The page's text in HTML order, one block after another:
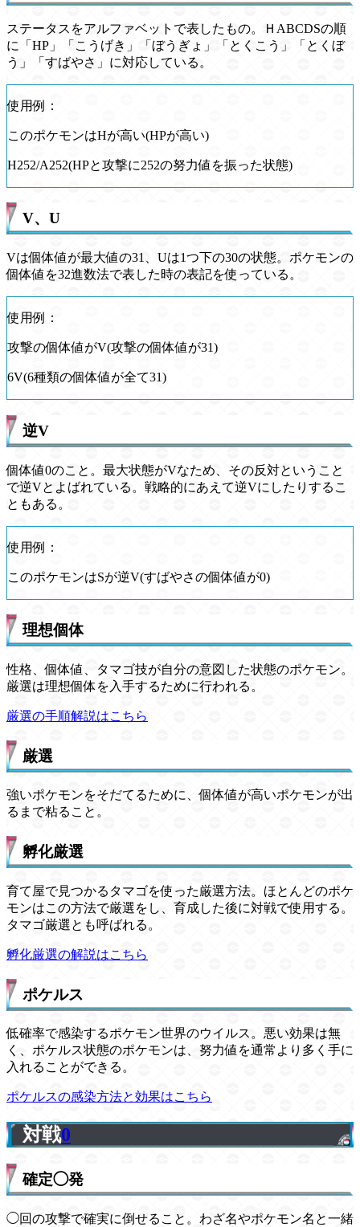
ステータスをアルファベットで表したもの。ＨABCDSの順
に「HP」「こうげき」「ぼうぎょ」「とくこう」「とくぼ
う」「すばやさ」に対応している。
使用例：
このポケモンはHが高い(HPが高い)
H252/A252(HPと攻撃に252の努力値を振った状態)
V、U
Vは個体値が最大値の31、Uは1つ下の30の状態。ポケモンの
個体値を32進数法で表した時の表記を使っている。
使用例：
攻撃の個体値がV(攻撃の個体値が31)
6V(6種類の個体値が全て31)
逆V
個体値0のこと。最大状態がVなため、その反対ということ
で逆Vとよばれている。戦略的にあえて逆Vにしたりするこ
ともある。
使用例：
このポケモンはSが逆V(すばやさの個体値が0)
理想個体
性格、個体値、タマゴ技が自分の意図した状態のポケモン。
厳選は理想個体を入手するために行われる。
厳選の手順解説はこちら
厳選
強いポケモンをそだてるために、個体値が高いポケモンが出
るまで粘ること。
孵化厳選
育て屋で見つかるタマゴを使った厳選方法。ほとんどのポケ
モンはこの方法で厳選をし、育成した後に対戦で使用する。
タマゴ厳選とも呼ばれる。
孵化厳選の解説はこちら
ポケルス
低確率で感染するポケモン世界のウイルス。悪い効果は無
く、ポケルス状態のポケモンは、努力値を通常より多く手に
入れることができる。
ポケルスの感染方法と効果はこちら
対戦0
確定◯発
◯回の攻撃で確実に倒せること。わざ名やポケモン名と一緒